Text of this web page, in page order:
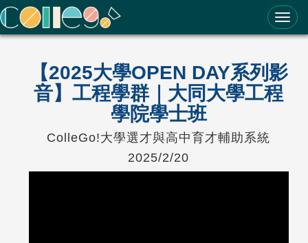
ColleGo! 大學選才與高中育才輔助系統
【2025大學OPEN DAY系列影
音】工程學群｜大同大學工程
學院學士班
ColleGo!大學選才與高中育才輔助系統
2025/2/20